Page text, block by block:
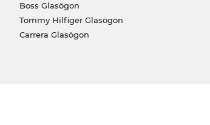
Boss Glasögon
Tommy Hilfiger Glasögon
Carrera Glasögon